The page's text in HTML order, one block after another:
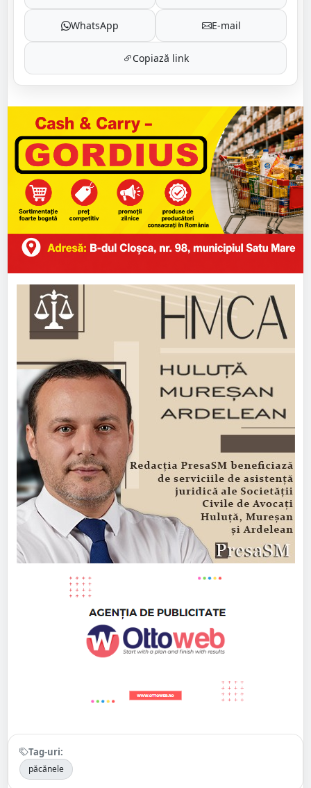
WhatsApp E-mail
Copiază link
Tag-uri:
păcănele